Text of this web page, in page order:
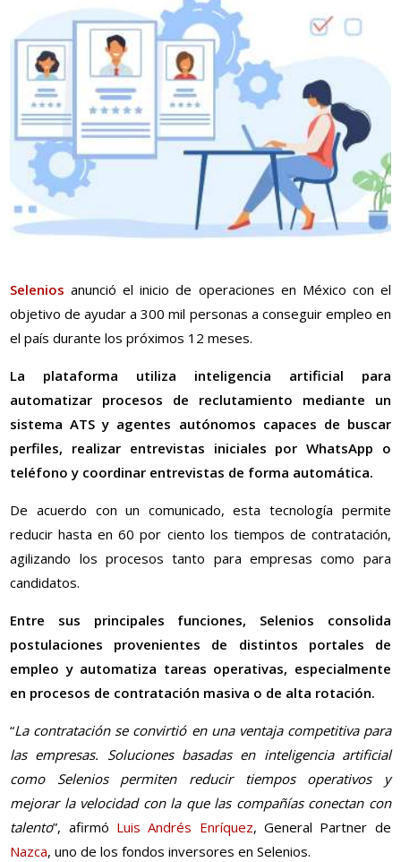
Selenios anunció el inicio de operaciones en México con el
objetivo de ayudar a 300 mil personas a conseguir empleo en
el país durante los próximos 12 meses.
La plataforma utiliza inteligencia artificial para
automatizar procesos de reclutamiento mediante un
sistema ATS y agentes autónomos capaces de buscar
perfiles, realizar entrevistas iniciales por WhatsApp o
teléfono y coordinar entrevistas de forma automática.
De acuerdo con un comunicado, esta tecnología permite
reducir hasta en 60 por ciento los tiempos de contratación,
agilizando los procesos tanto para empresas como para
candidatos.
Entre sus principales funciones, Selenios consolida
postulaciones provenientes de distintos portales de
empleo y automatiza tareas operativas, especialmente
en procesos de contratación masiva o de alta rotación.
“La contratación se convirtió en una ventaja competitiva para
las empresas. Soluciones basadas en inteligencia artificial
como Selenios permiten reducir tiempos operativos y
mejorar la velocidad con la que las compañías conectan con
talento”, afirmó Luis Andrés Enríquez, General Partner de
Nazca, uno de los fondos inversores en Selenios.